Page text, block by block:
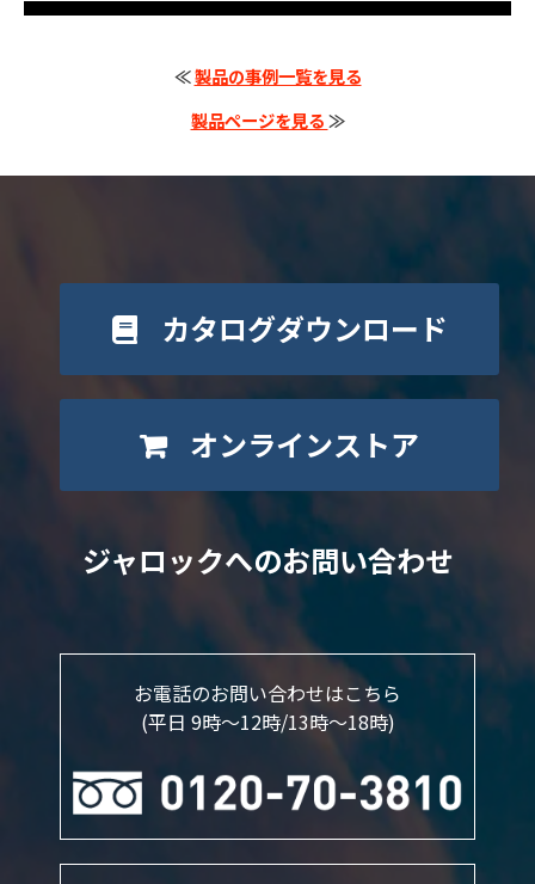
≪製品の事例一覧を見る
製品ページを見る≫
カタログダウンロード
オンラインストア
ジャロックへのお問い合わせ
お電話のお問い合わせはこちら
(平日 9時～12時/13時〜18時)